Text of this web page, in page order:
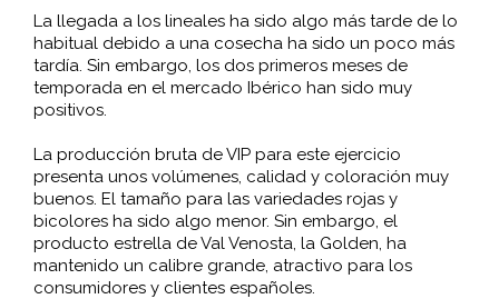
La llegada a los lineales ha sido algo más tarde de lo
habitual debido a una cosecha ha sido un poco más
tardía. Sin embargo, los dos primeros meses de
temporada en el mercado Ibérico han sido muy
positivos.
La producción bruta de VIP para este ejercicio
presenta unos volúmenes, calidad y coloración muy
buenos. El tamaño para las variedades rojas y
bicolores ha sido algo menor. Sin embargo, el
producto estrella de Val Venosta, la Golden, ha
mantenido un calibre grande, atractivo para los
consumidores y clientes españoles.